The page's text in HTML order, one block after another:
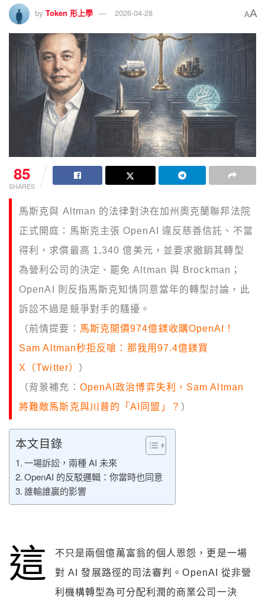
by Token 形上學 2026-04-28 AA
85
SHARES
馬斯克與 Altman 的法律對決在加州奧克蘭聯邦法院
正式開庭：馬斯克主張 OpenAI 違反慈善信託、不當
得利，求償最高 1,340 億美元，並要求撤銷其轉型
為營利公司的決定、罷免 Altman 與 Brockman；
OpenAI 則反指馬斯克知情同意當年的轉型討論，此
訴訟不過是競爭對手的騷擾。
（前情提要： 馬斯克開價974億鎂收購OpenAI！
Sam Altman秒拒反嗆：那我用97.4億鎂買
X（Twitter） ）
（背景補充： OpenAI政治博弈失利，Sam Altman
將難敵馬斯克與川普的「AI同盟」？ ）
本文目錄
一場訴訟，兩種 AI 未來
OpenAI 的反駁邏輯：你當時也同意
誰輸誰贏的影響
這
不只是兩個億萬富翁的個人恩怨，更是一場
對 AI 發展路徑的司法審判。OpenAI 從非營
利機構轉型為可分配利潤的商業公司一決